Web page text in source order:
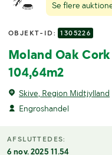
Se flere
OBJEKT-ID: 1305226
Moland Oak
104,64m2
Skive, Region Midtjylland
Engroshandel
AFSLUTTEDES:
6 nov. 2025 11.54